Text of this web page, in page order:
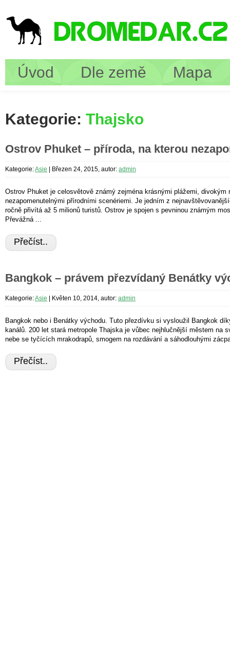
Úvod Dle země Mapa
Kategorie: Thajsko
Ostrov Phuket – příroda, na kterou
Kategorie:Asie Březen 24, 2015, autor: admin
Ostrov Phuket je celosvětově známý zejména krásnými plážemi, divokým
nezapomenutelnými přírodními scenériemi. Je jedním z
ročně přivítá až 5 milionů turistů. Ostrov je spojen s pevninou známým
Převážná ...
Přečíst..
Bangkok – právem přezvídaný Benátky
Kategorie:Asie | Květen 10, 2014, autor: admin
Bangkok nebo i Benátky východu. Tuto přezdívku si vysloužil Bangkok
kanálů. 200 let stará metropole Thajska je vůbec nejhlučnější městem na
nebe se tyčících mrakodrapů, smogem na rozdávání a sáhodlouhými
Přečíst..